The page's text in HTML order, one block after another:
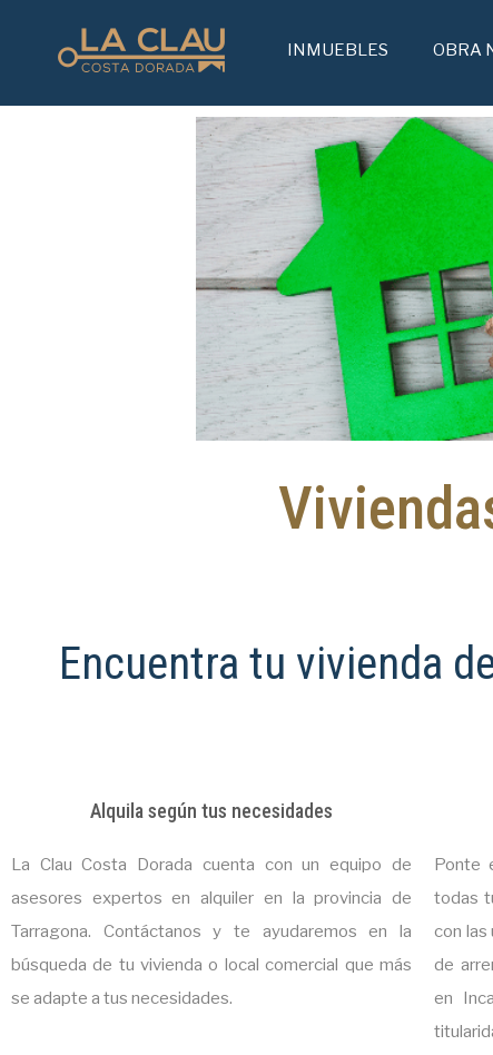
INMUEBLES
INMUEBLES OBRA
Encuentra tu vivienda
Alquila según tus necesidades
La Clau Costa Dorada cuenta con un equipo de
asesores expertos en alquiler en la provincia de
Tarragona. Contáctanos y te ayudaremos en la
búsqueda de tu vivienda o local comercial que más
se adapte a tus necesidades.
Ponte
todas
con las
de
en